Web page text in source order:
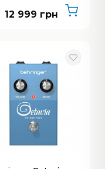
12 999 грн